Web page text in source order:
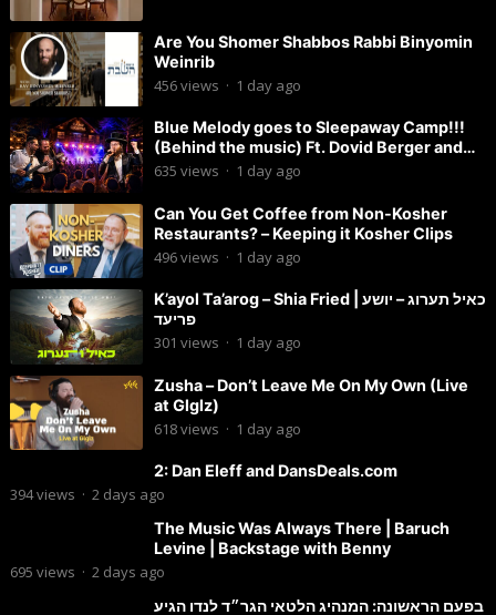
Are You Shomer Shabbos Rabbi Binyomin
Weinrib
456views · 1 day ago
Blue Melody goes to Sleepaway Camp!!!
(Behind the music) Ft. Dovid Berger and
Chaim Brown
635 views · 1 day ago
Can You Get Coffee from Non-Kosher
Restaurants? – Keeping it Kosher Clips
496views · 1 day ago
K’ayol Ta’arog – Shia Fried | כאיל תערוג – יושע
פריעד
301 views · 1 day ago
Zusha – Don’t Leave Me On My Own (Live
at Glglz)
618views · 1 day ago
2: Dan Eleff and DansDeals.com
394views · 2 days ago
The Music Was Always There | Baruch
Levine | Backstage with Benny
695 views · 2 days ago
בפעם הראשונה: המנהיג הלטאי הגר״ד לנדו הגיע